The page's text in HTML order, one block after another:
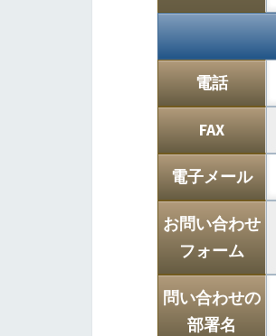
電話
FAX
電子メール
お問い合わせ
フォーム
問い合わせの
部署名